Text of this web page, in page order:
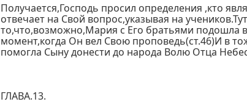
Получается,Господь просил определения ,кто
отвечает на Свой вопрос,указывая на
то,что,возможно,Мария с Его братьями подошла
момент,когда Он вел Свою проповедь(ст.46)И в
помогла Сыну донести до народа Волю Отца
ГЛАВА.13.